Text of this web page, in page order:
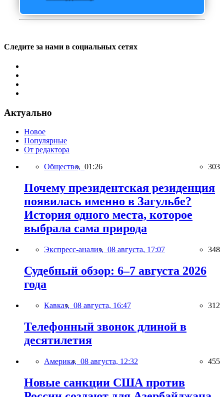
Следите за нами в социальных сетях
Актуально
Новое
Популярные
От редактора
Общество, 01:26 303
Почему президентская резиденция
появилась именно в Загульбе?
История одного места, которое
выбрала сама природа
Экспресс-анализ, 08 августа, 17:07 348
Судебный обзор: 6–7 августа 2026
года
Кавказ, 08 августа, 16:47 312
Телефонный звонок длиной в
десятилетия
Америка, 08 августа, 12:32 455
Новые санкции США против